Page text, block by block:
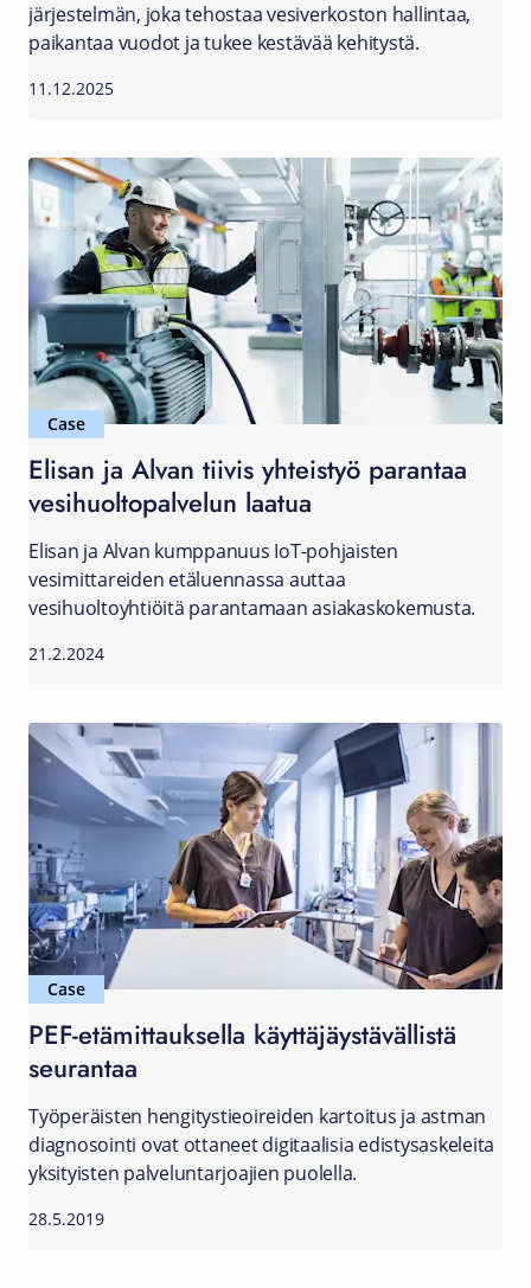
järjestelmän, joka tehostaa vesiverkoston hallintaa,
paikantaa vuodot ja tukee kestävää kehitystä.
11.12.2025
Case
Elisan ja Alvan tiivis yhteistyö parantaa
vesihuoltopalvelun laatua
Elisan ja Alvan kumppanuus IoT-pohjaisten
vesimittareiden etäluennassa auttaa
vesihuoltoyhtiöitä parantamaan asiakaskokemusta.
21.2.2024
Case
PEF-etämittauksella käyttäjäystävällistä
seurantaa
Työperäisten hengitystieoireiden kartoitus ja astman
diagnosointi ovat ottaneet digitaalisia edistysaskeleita
yksityisten palveluntarjoajien puolella.
28.5.2019